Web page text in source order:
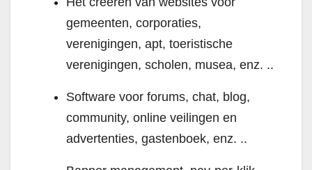
gemeenten, corporaties,
verenigingen, apt, toeristische
verenigingen, scholen, musea, enz. ..
Software voor forums, chat, blog,
community, online veilingen en
advertenties, gastenboek, enz. ..